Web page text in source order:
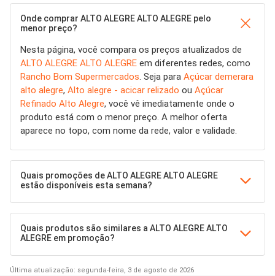
Onde comprar ALTO ALEGRE ALTO ALEGRE pelo
menor preço?
Nesta página, você compara os preços atualizados de
ALTO ALEGRE ALTO ALEGRE em diferentes redes, como
Rancho Bom Supermercados . Seja para Açúcar demerara
alto alegre, Alto alegre - acicar relizado ou Açúcar
Refinado Alto Alegre, você vê imediatamente onde o
produto está com o menor preço. A melhor oferta
aparece no topo, com nome da rede, valor e validade.
Quais promoções de ALTO ALEGRE ALTO ALEGRE
estão disponíveis esta semana?
Quais produtos são similares a ALTO ALEGRE ALTO
ALEGRE em promoção?
Última atualização: segunda-feira, 3 de agosto de 2026